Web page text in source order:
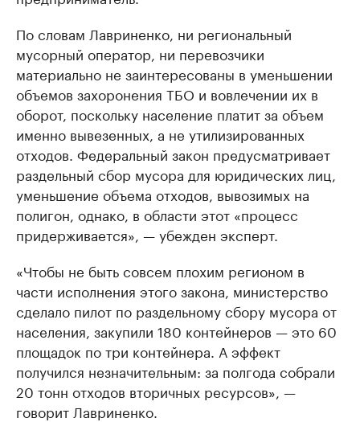
По словам Лавриненко, ни региональный
мусорный оператор, ни перевозчики
материально не заинтересованы в уменьшении
объемов захоронения ТБО и вовлечении их в
оборот, поскольку население платит за объем
именно вывезенных, а не утилизированных
отходов. Федеральный закон предусматривает
раздельный сбор мусора для юридических лиц,
уменьшение объема отходов, вывозимых на
полигон, однако, в области этот «процесс
придерживается», — убежден эксперт.
«Чтобы не быть совсем плохим регионом в
части исполнения этого закона, министерство
сделало пилот по раздельному сбору мусора от
населения, закупили 180 контейнеров — это 60
площадок по три контейнера. А эффект
получился незначительным: за полгода собрали
20 тонн отходов вторичных ресурсов», —
говорит Лавриненко.